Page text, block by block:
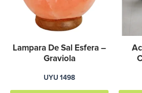
Lampara De Sal Esfera –
Graviola
UYU 1498